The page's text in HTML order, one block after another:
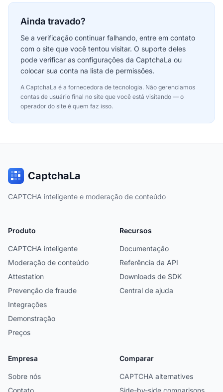
Ainda travado?
Se a verificação continuar falhando, entre em contato
com o site que você tentou visitar. O suporte deles
pode verificar as configurações da CaptchaLa ou
colocar sua conta na lista de permissões.
A CaptchaLa é a fornecedora de tecnologia. Não gerenciamos
contas de usuário final no site que você está visitando — o
operador do site é quem faz isso.
CaptchaLa
CAPTCHA inteligente e moderação de conteúdo
Produto
CAPTCHA inteligente
Moderação de conteúdo
Attestation
Prevenção de fraude
Integrações
Demonstração
Preços
Recursos
Documentação
Referência da API
Downloads de SDK
Central de ajuda
Empresa
Sobre nós
Contato
Comparar
CAPTCHA alternatives
Side-by-side comparisons